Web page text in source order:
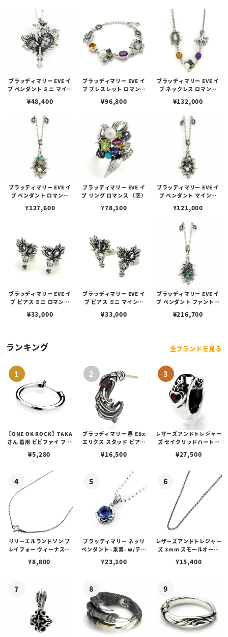
ブラッディマリー EVE イ
ブ ペンダント ミニ マイン
¥48,400
ブラッディマリー EVE イ
ブ ブレスレット ロマンス
¥96,800
ブラッディマリー EVE イ
ブ ネックレス ロマンス
¥132,000
ブラッディマリー EVE イ
ブ ペンダント ロマンス
¥127,600
ブラッディマリー EVE イ
ブ リング ロマンス （恋）
¥78,100
ブラッディマリー EVE イ
ブ ペンダント マインド
¥121,000
ブラッディマリー EVE イ
ブ ピアス ミニ ロマンス
¥33,000
ブラッディマリー EVE イ
ブ ピアス ミニ マインド
¥33,000
ブラッディマリー EVE イ
ブ ペンダント ファントム
¥216,700
ランキング 全ブランドを見る
【ONE OK ROCK】TAKA
さん 着用 ビビファイ フー
¥5,280
ブラッディマリー 昼 Elix
エリクス スタッド ピアス
¥16,500
レザーズアンドトレジャー
ズ セイクリッドハートピ
¥27,500
リリーエルランドソン プ
レイフォー ヴィーナスチ
¥8,800
ブラッディマリー ネッリ
ペンダント -果実- w/ティ
¥23,100
レザーズアンドトレジャー
ズ 3mm スモールオーバ
ブスタークラスプ＆LTロ
¥15,400